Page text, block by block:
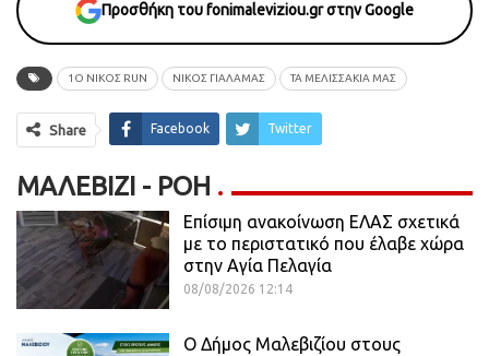
Προσθήκη του fonimaleviziou.gr στην Google
1Ο ΝΙΚΟΣ RUN ΝΊΚΟΣ ΓΙΑΛΑΜΆΣ ΤΑ ΜΕΛΙΣΣΑΚΙΑ ΜΑΣ
Share Facebook Twitter
ΜΑΛΕΒΊΖΙ - ΡΟΗ
Επίσιμη ανακοίνωση ΕΛΑΣ σχετικά
με το περιστατικό που έλαβε χώρα
στην Αγία Πελαγία
08/08/2026 12:14
Ο Δήμος Μαλεβιζίου στους